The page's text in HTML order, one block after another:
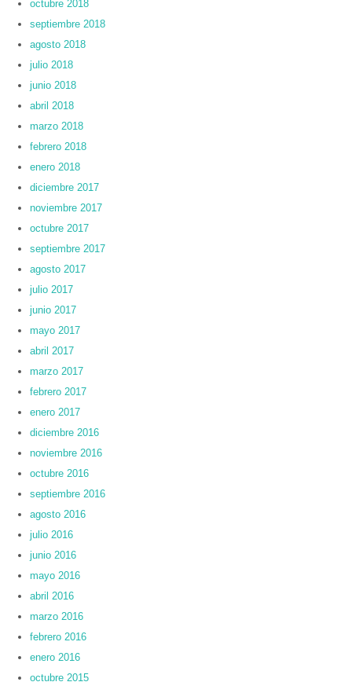
octubre 2018
septiembre 2018
agosto 2018
julio 2018
junio 2018
abril 2018
marzo 2018
febrero 2018
enero 2018
diciembre 2017
noviembre 2017
octubre 2017
septiembre 2017
agosto 2017
julio 2017
junio 2017
mayo 2017
abril 2017
marzo 2017
febrero 2017
enero 2017
diciembre 2016
noviembre 2016
octubre 2016
septiembre 2016
agosto 2016
julio 2016
junio 2016
mayo 2016
abril 2016
marzo 2016
febrero 2016
enero 2016
octubre 2015